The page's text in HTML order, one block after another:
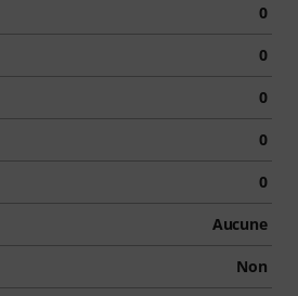
0
0
0
0
0
Aucune
Non